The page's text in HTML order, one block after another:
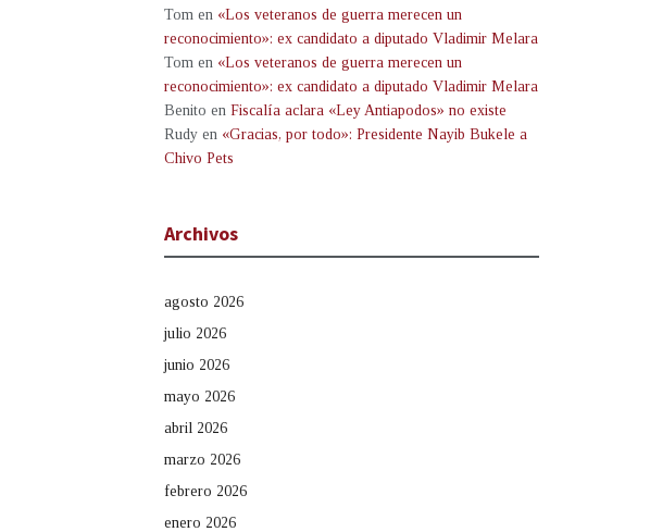
Tom en «Los veteranos de guerra merecen un
reconocimiento»: ex candidato a diputado Vladimir Melara
Tom en «Los veteranos de guerra merecen un
reconocimiento»: ex candidato a diputado Vladimir Melara
Benito en Fiscalía aclara «Ley Antiapodos» no existe
Rudy en «Gracias, por todo»: Presidente Nayib Bukele a
Chivo Pets
Archivos
agosto 2026
julio 2026
junio 2026
mayo 2026
abril 2026
marzo 2026
febrero 2026
enero 2026